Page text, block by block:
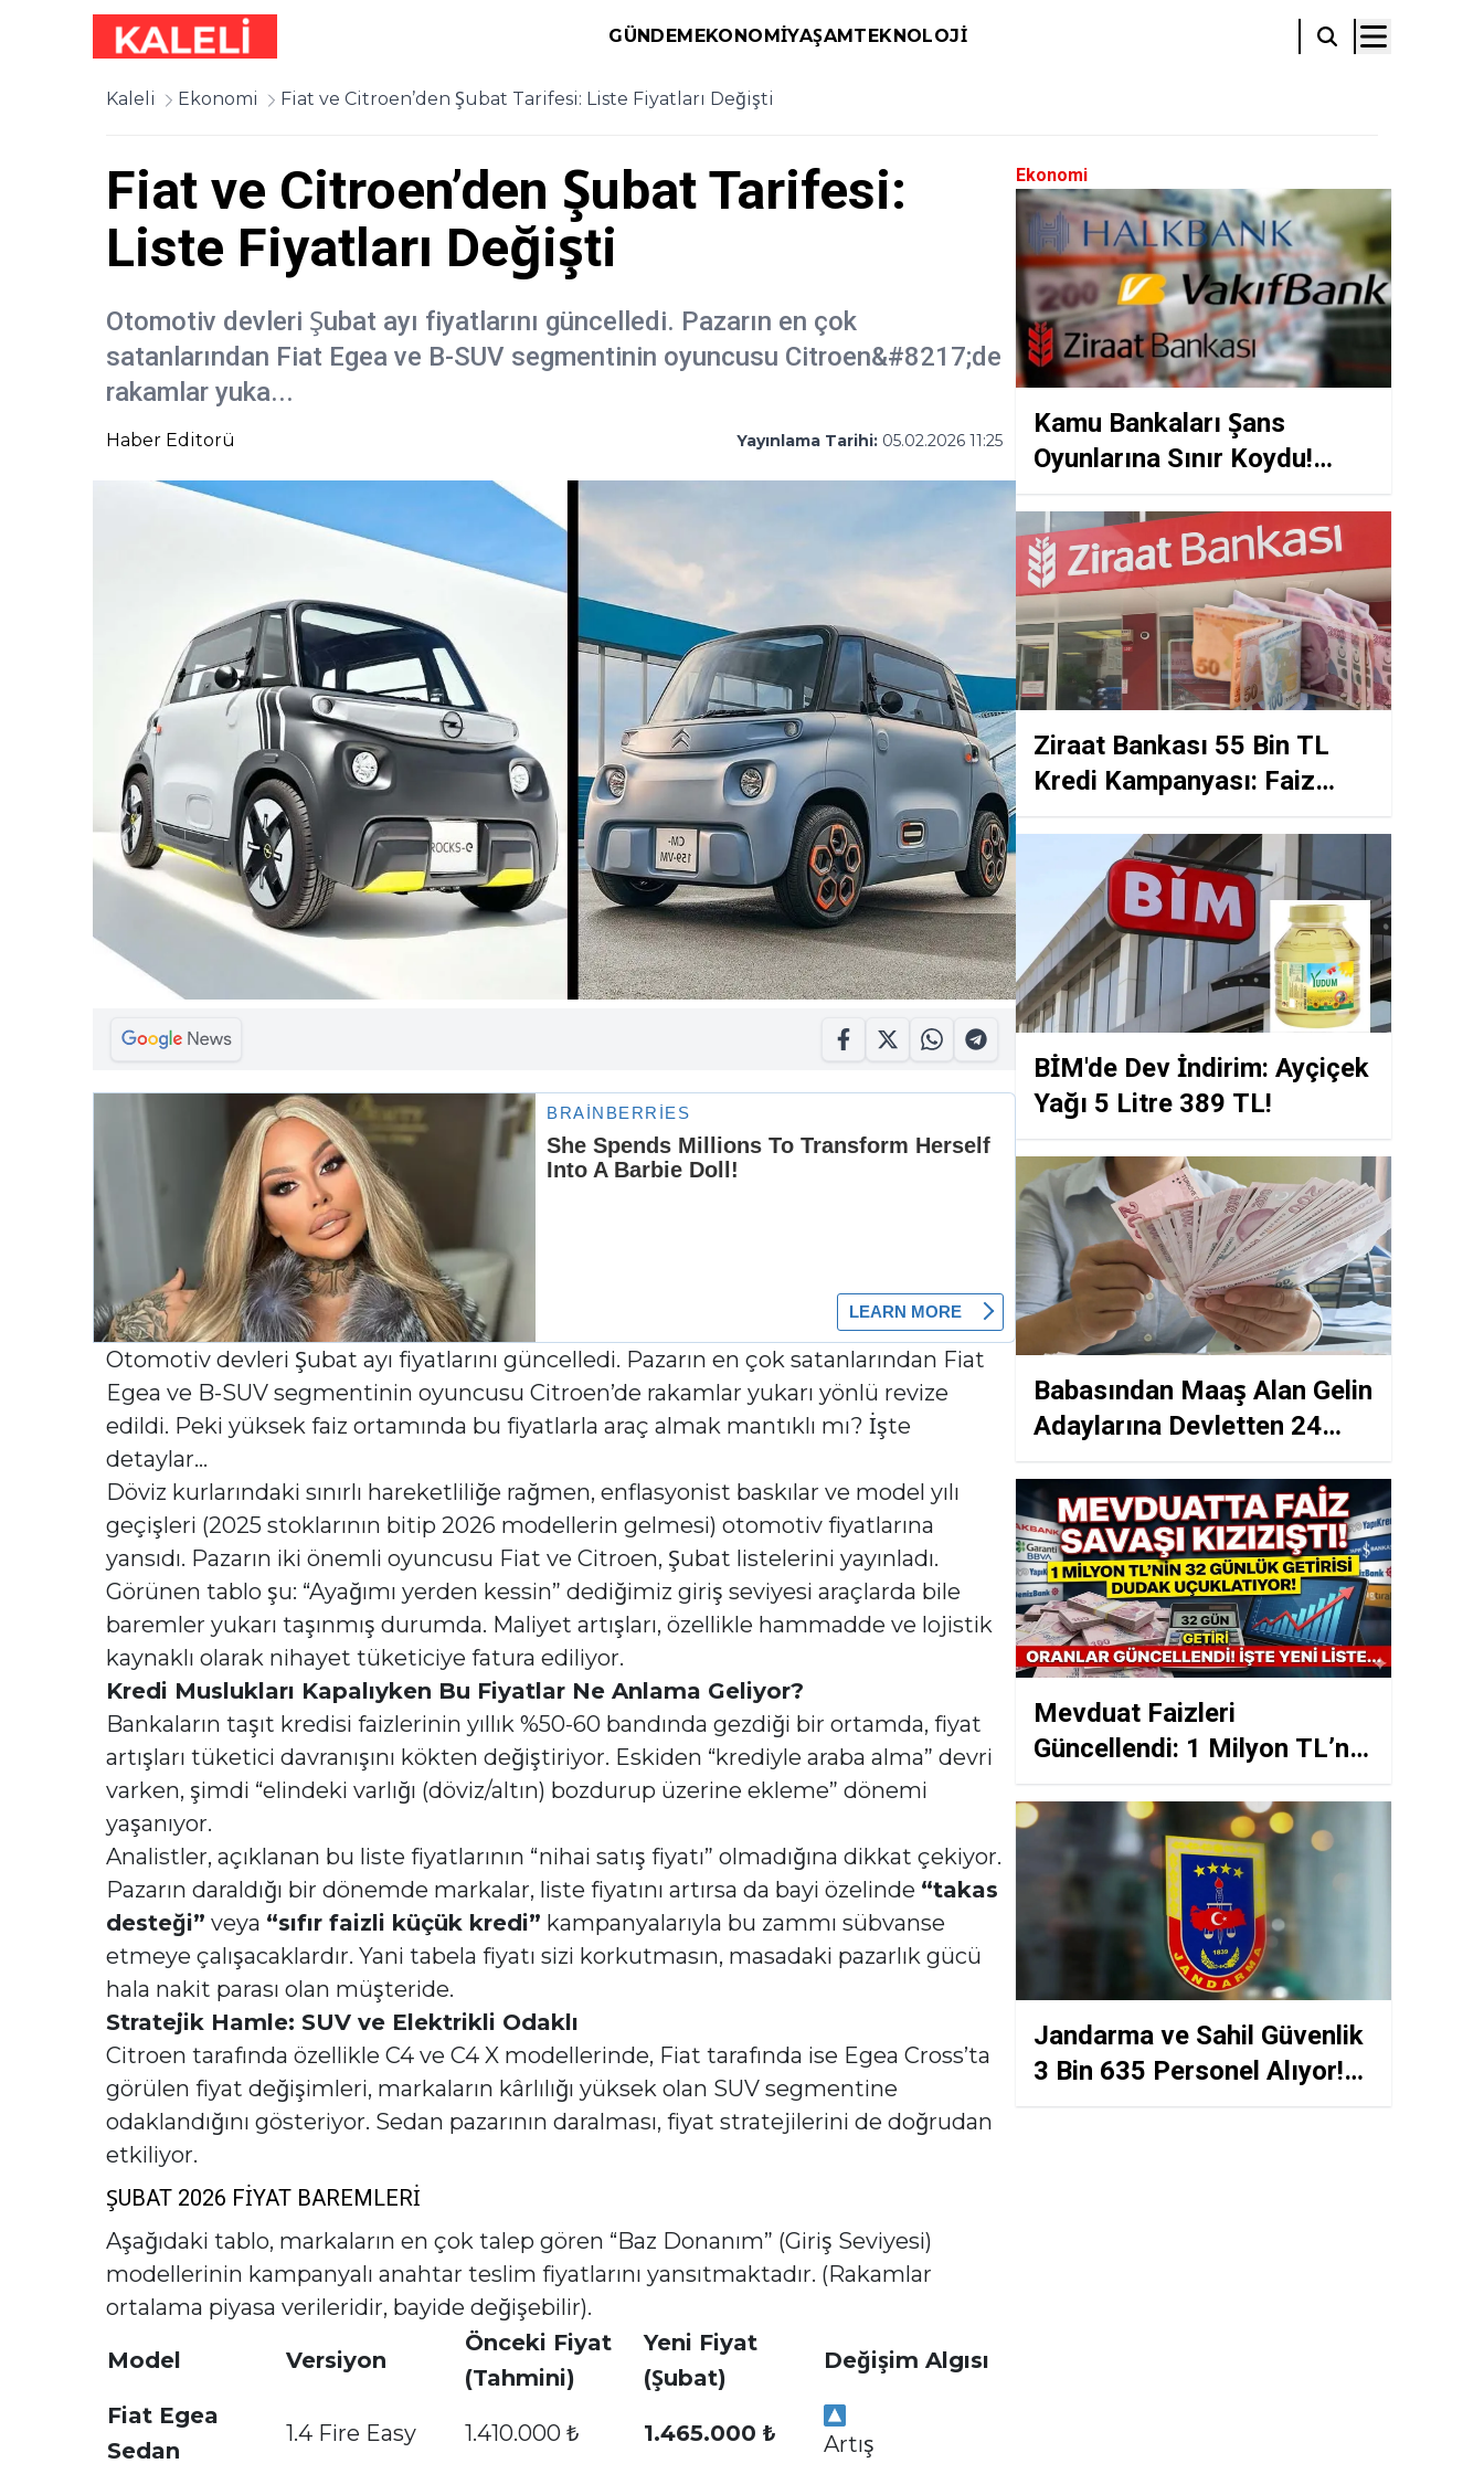
GÜNDEMEKONOMIYAŞAMTEKNOLOJI
Kaleli Ekonomi Fiat ve Citroen’den Şubat Tarifesi: Liste Fiyatları Değişti
Fiat ve Citroen’den Şubat Tarifesi:
Liste Fiyatları Değişti
Otomotiv devleri Şubat ayı fiyatlarını güncelledi. Pazarın en çok
satanlarından Fiat Egea ve B-SUV segmentinin oyuncusu Citroen&#8217;de
rakamlar yuka...
Haber Editorü Yayınlama Tarihi: 05.02.2026 11:25
Otomotiv devleri Şubat ayı fiyatlarını güncelledi. Pazarın en çok satanlarından Fiat
Egea ve B-SUV segmentinin oyuncusu Citroen’de rakamlar yukarı yönlü revize
edildi. Peki yüksek faiz ortamında bu fiyatlarla araç almak mantıklı mı? İşte
detaylar…
Döviz kurlarındaki sınırlı hareketliliğe rağmen, enflasyonist baskılar ve model yılı
geçişleri (2025 stoklarının bitip 2026 modellerin gelmesi) otomotiv fiyatlarına
yansıdı. Pazarın iki önemli oyuncusu Fiat ve Citroen, Şubat listelerini yayınladı.
Görünen tablo şu: “Ayağımı yerden kessin” dediğimiz giriş seviyesi araçlarda bile
baremler yukarı taşınmış durumda. Maliyet artışları, özellikle hammadde ve lojistik
kaynaklı olarak nihayet tüketiciye fatura ediliyor.
Kredi Muslukları Kapalıyken Bu Fiyatlar Ne Anlama Geliyor?
Bankaların taşıt kredisi faizlerinin yıllık %50-60 bandında gezdiği bir ortamda, fiyat
artışları tüketici davranışını kökten değiştiriyor. Eskiden “krediyle araba alma” devri
varken, şimdi “elindeki varlığı (döviz/altın) bozdurup üzerine ekleme” dönemi
yaşanıyor.
Analistler, açıklanan bu liste fiyatlarının “nihai satış fiyatı” olmadığına dikkat çekiyor.
Pazarın daraldığı bir dönemde markalar, liste fiyatını artırsa da bayi özelinde “takas
desteği” veya “sıfır faizli küçük kredi” kampanyalarıyla bu zammı sübvanse
etmeye çalışacaklardır. Yani tabela fiyatı sizi korkutmasın, masadaki pazarlık gücü
hala nakit parası olan müşteride.
Stratejik Hamle: SUV ve Elektrikli Odaklı
Citroen tarafında özellikle C4 ve C4 X modellerinde, Fiat tarafında ise Egea Cross’ta
görülen fiyat değişimleri, markaların kârlılığı yüksek olan SUV segmentine
odaklandığını gösteriyor. Sedan pazarının daralması, fiyat stratejilerini de doğrudan
etkiliyor.
ŞUBAT 2026 FİYAT BAREMLERİ
Aşağıdaki tablo, markaların en çok talep gören “Baz Donanım” (Giriş Seviyesi)
modellerinin kampanyalı anahtar teslim fiyatlarını yansıtmaktadır. (Rakamlar
ortalama piyasa verileridir, bayide değişebilir).
Model
Versiyon
Önceki Fiyat
(Tahmini)
Yeni Fiyat
(Şubat)
Değişim Algısı
Fiat Egea
Sedan
1.4 Fire Easy 1.410.000 ₺ 1.465.000 ₺
Artış
Ekonomi
Kamu Bankaları Şans
Oyunlarına Sınır Koydu!
Kredi Notları Tehlikede
Ziraat Bankası 55 Bin TL
Kredi Kampanyası: Faiz
Oranları Düşüyor!
BİM'de Dev İndirim: Ayçiçek
Yağı 5 Litre 389 TL!
Babasından Maaş Alan Gelin
Adaylarına Devletten 24
Maaşlık Düğün Hediyesi
Mevduat Faizleri
Güncellendi: 1 Milyon TL’nin
32 Gün Kazancı!
Jandarma ve Sahil Güvenlik
3 Bin 635 Personel Alıyor!
Son Başvuru Yaklaşıyor